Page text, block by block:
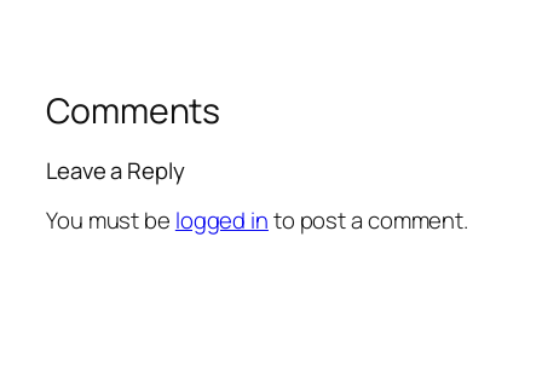
Comments
Leave a Reply
You must be logged into post a comment.